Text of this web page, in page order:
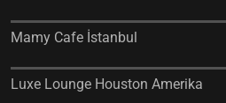
Mamy Cafe İstanbul
Luxe Lounge Houston Amerika